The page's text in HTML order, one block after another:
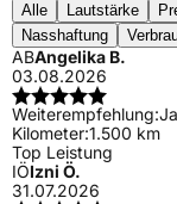
Alle Lautstärke
Nasshaftung
ABAngelika B.
03.08.2026
Weiterempfehlung:Ja
Kilometer:1.500 km
Top Leistung
IÖIzni Ö.
31.07.2026